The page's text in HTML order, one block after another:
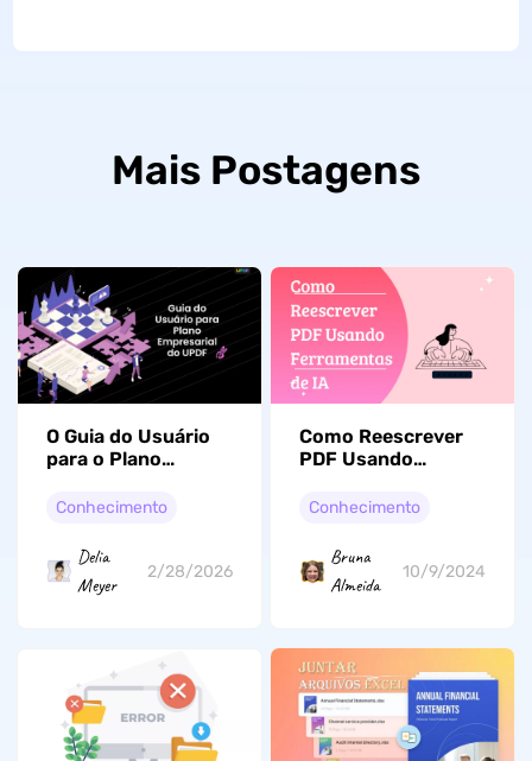
Mais Postagens
O Guia do Usuário
para o Plano
Conhecimento
Delia
Meyer
2/28/2026
Como Reescrever
PDF Usando
para Eficiência
Conhecimento
Bruna
Almeida
10/9/2024